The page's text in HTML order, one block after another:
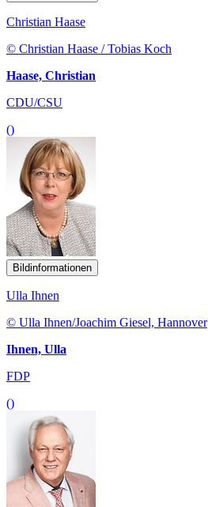
Christian Haase
© Christian Haase / Tobias Koch
Haase, Christian
CDU/CSU
()
Bildinformationen
Ulla Ihnen
© Ulla Ihnen/Joachim Giesel, Hannover
Ihnen, Ulla
FDP
()